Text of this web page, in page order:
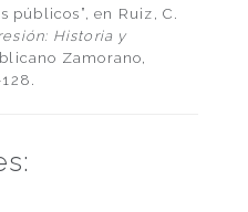
públicos”, en Ruiz, C.
Historia y
Zamorano,